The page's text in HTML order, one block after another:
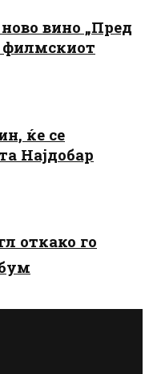
вино „Пред
филмскиот
ќе се
Најдобар
откако го